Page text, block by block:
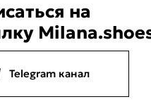
на
Telegram канал